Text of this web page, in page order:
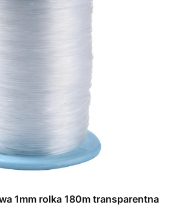
1mm rolka 180m transparentna